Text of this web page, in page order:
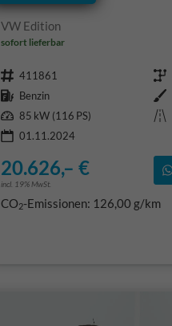
VW Edition
sofort lieferbar
Fahrzeugnr. 411861 Getriebe
Kraftstoff Benzin Außenfarbe
Leistung 85 kW (116 PS) Kilometerstand
01.11.2024
20.626,– €
incl. 19% MwSt.
CO2-Emissionen: 126,00 g/km